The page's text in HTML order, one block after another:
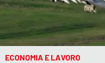
ECONOMIA E LAVORO